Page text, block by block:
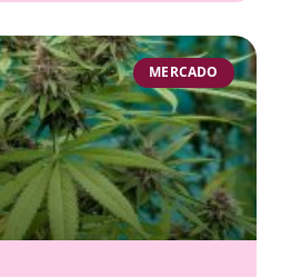
MERCADO